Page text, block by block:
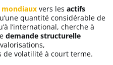
vers les actifs
quantité considérable de
l’international, cherche à
demande structurelle
de volatilité à court terme.